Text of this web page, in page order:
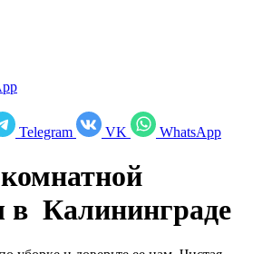
Telegram VK WhatsApp
в Калининграде